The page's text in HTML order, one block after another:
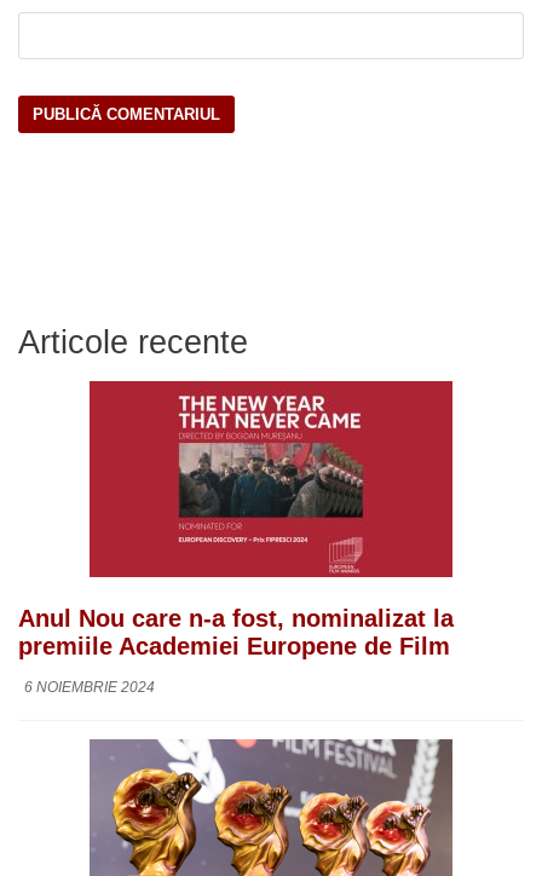
Articole recente
Anul Nou care n-a fost, nominalizat la
premiile Academiei Europene de Film
6 NOIEMBRIE 2024